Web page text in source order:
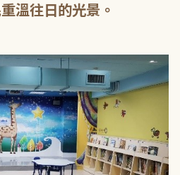
溫往日的光景。